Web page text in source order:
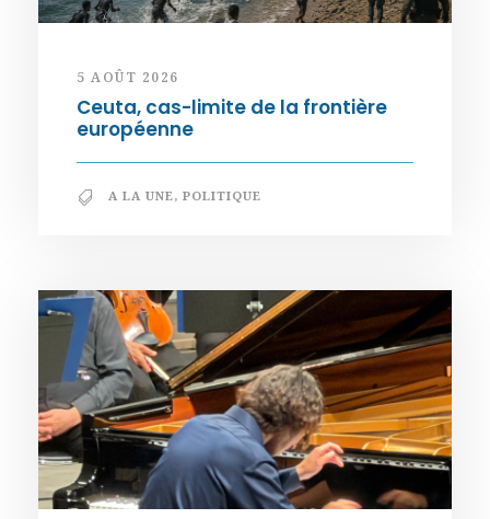
5 AOÛT 2026
Ceuta, cas-limite de la frontière
européenne
A LA UNE, POLITIQUE